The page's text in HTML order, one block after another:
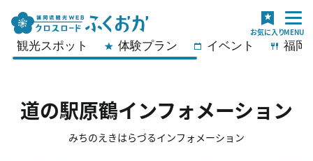
観光スポット 体験プラン イベント 福岡
道の駅原鶴インフォメーション
みちのえきはらづるインフォメーション